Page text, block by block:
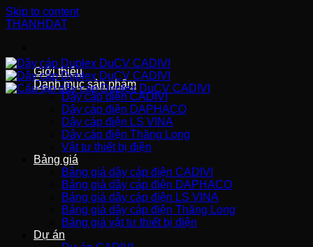
Skip to content
THANHDAT
Giới thiệu
Danh mục sản phẩm
Dây cáp điện CADIVI
Dây cáp điện DAPHACO
Dây cáp điện LS VINA
Dây cáp điện Thăng Long
Vật tư thiết bị điện
Bảng giá
Bảng giá dây cáp điện CADIVI
Bảng giá dây cáp điện DAPHACO
Bảng giá dây cáp điện LS VINA
Bảng giá dây cáp điện Thăng Long
Bảng giá vật tư thiết bị điện
Dự án